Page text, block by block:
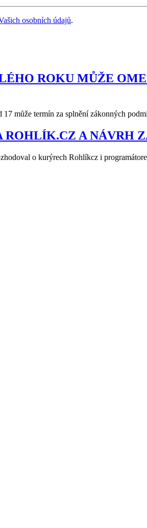
osobních údajů.
ROKU MŮŽE
17 může termín za splnění zákonných
ROHLÍK.CZ A NÁVRH
o kurýrech Rohlíkcz i